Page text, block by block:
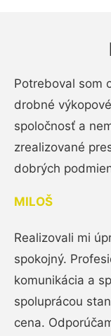
Potreboval som
drobné
spoločnosť a
zrealizované
dobrých
MILOŠ
Realizovali mi
spokojný.
komunikácia a
spoluprácou
cena.